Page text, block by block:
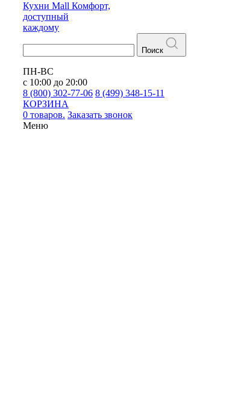
Кухни Mall Комфорт,
доступный
каждому
Поиск
ПН-ВС
с 10:00 до 20:00
8 (800) 302-77-06 8 (499) 348-15-11
КОРЗИНА
0 товаров. Заказать звонок
Меню